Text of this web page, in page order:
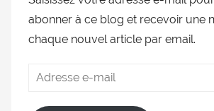
abonner à ce blog et recevoir une
chaque nouvel article par email.